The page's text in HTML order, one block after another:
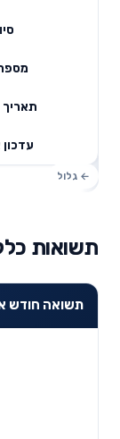
עדכון
תשואות
תשואה חודש